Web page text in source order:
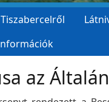
Tiszabercelről
az